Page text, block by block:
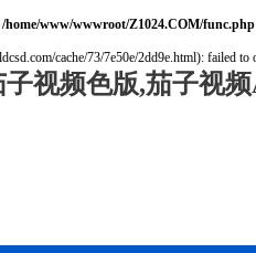
/home/www/wwwroot/Z1024.COM/func.php
cache/73/7e50e/2dd9e.html): failed
视频色版,茄子视